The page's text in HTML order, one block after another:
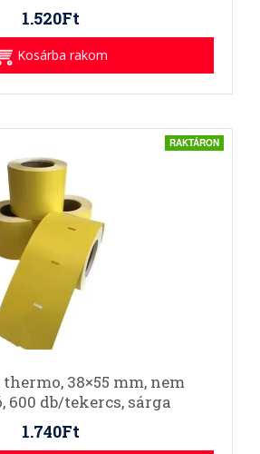
1.520Ft
Kosárba rakom
RAKTÁRON
38×55 mm, nem
600 db/tekercs, sárga
1.740Ft